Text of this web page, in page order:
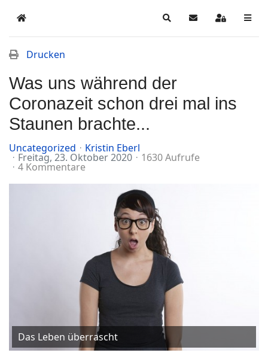
Home SearchUpdatesSign In
Drucken
Was uns während der
Coronazeit schon drei mal ins
Staunen brachte...
Uncategorized Kristin Eberl
Freitag, 23. Oktober 2020 1630 Aufrufe
4 Kommentare
Das Leben überrascht